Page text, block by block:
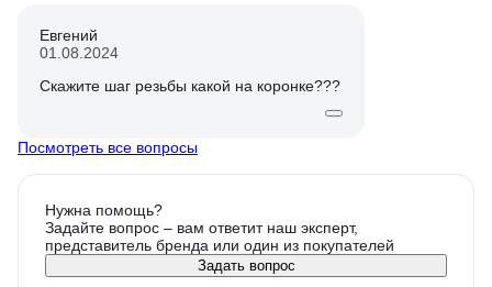
Евгений
01.08.2024
Скажите шаг резьбы какой на коронке???
Посмотреть все вопросы
Нужна помощь?
Задайте вопрос – вам ответит наш эксперт,
представитель бренда или один из покупателей
Задать вопрос